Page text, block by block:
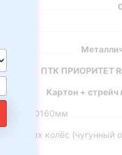
ПТК ПРИОРИТЕТ
Картон + стрейч
колёс, D160мм
колёс (чугунный